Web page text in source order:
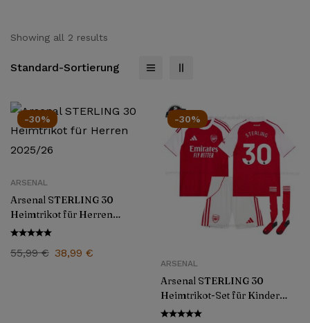
Showing all 2 results
Standard-Sortierung
-30%
ARSENAL
Arsenal STERLING 30
Heimtrikot für Herren
2025/26
55,99€ 38,99 €
-30%
ARSENAL
Arsenal STERLING 30
Heimtrikot-Set für Kinder
2025/26